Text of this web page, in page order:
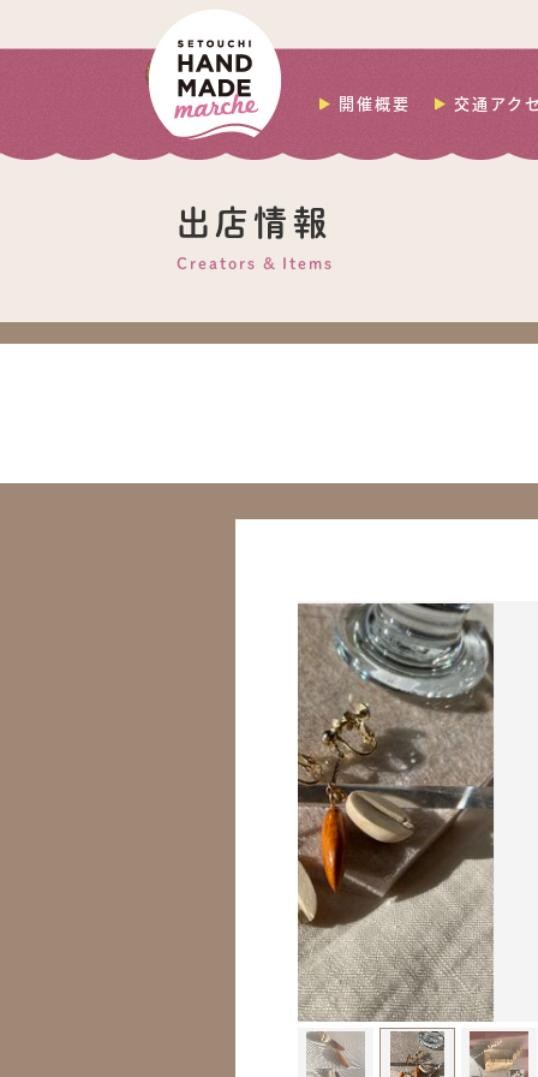
開催概要 交通アク
出店情報
Creators & Items